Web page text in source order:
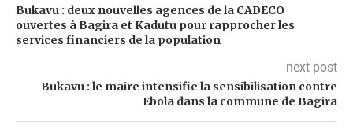
Bukavu : deux nouvelles agences de la CADECO
ouvertes à Bagira et Kadutu pour rapprocher les
services financiers de la population
next post
Bukavu : le maire intensifie la sensibilisation contre
Ebola dans la commune de Bagira